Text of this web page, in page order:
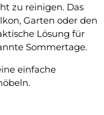
zu reinigen. Das
Garten oder den
Lösung für
Sommertage.
einfache